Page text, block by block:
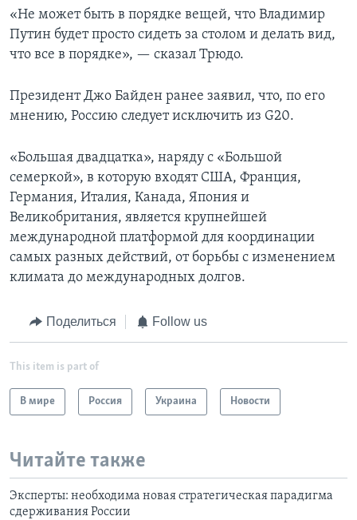
«Не может быть в порядке вещей, что Владимир
Путин будет просто сидеть за столом и делать вид,
что все в порядке», — сказал Трюдо.
Президент Джо Байден ранее заявил, что, по его
мнению, Россию следует исключить из G20.
«Большая двадцатка», наряду с «Большой
семеркой», в которую входят США, Франция,
Германия, Италия, Канада, Япония и
Великобритания, является крупнейшей
международной платформой для координации
самых разных действий, от борьбы с изменением
климата до международных долгов.
Поделиться Follow us
This item is part of
В мире Россия Украина Новости
Читайте также
Эксперты: необходима новая стратегическая парадигма
сдерживания России